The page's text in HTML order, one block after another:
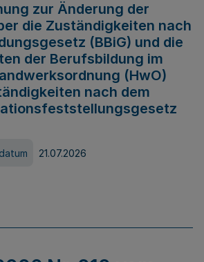
zur Änderung der
die Zuständigkeiten nach
(BBiG) und die
der Berufsbildung im
(HwO)
nach dem
21.07.2026